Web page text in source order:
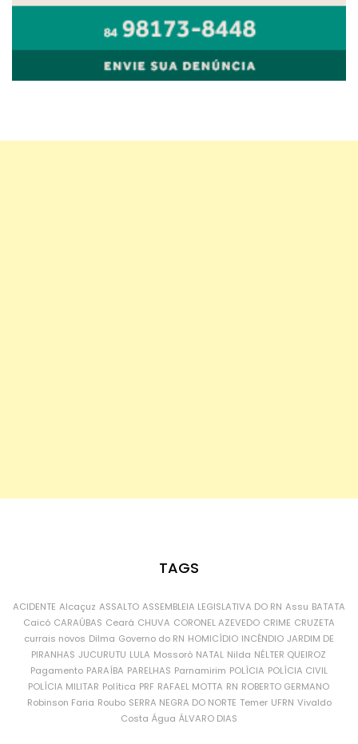
TAGS
ACIDENTE Alcaçuz ASSALTO ASSEMBLEIA LEGISLATIVA DO RN Assu BATATA
Caicó CARAÚBAS Ceará CHUVA CORONEL AZEVEDO CRIME CRUZETA
currais novos Dilma Governo do RN HOMICÍDIO INCÊNDIO JARDIM DE
PIRANHAS JUCURUTU LULA Mossoró NATAL Nilda NÉLTER QUEIROZ
Pagamento PARAÍBA PARELHAS Parnamirim POLÍCIA POLÍCIA CIVIL
POLÍCIA MILITAR Política PRF RAFAEL MOTTA RN ROBERTO GERMANO
Robinson Faria Roubo SERRA NEGRA DO NORTE Temer UFRN Vivaldo
Costa Água ÁLVARO DIAS